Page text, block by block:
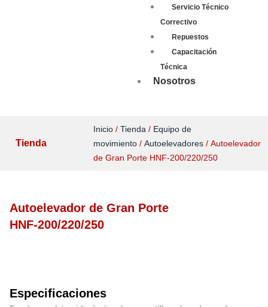
Servicio Técnico
Correctivo
Repuestos
Capacitación
Técnica
Nosotros
Tienda
Inicio/ Tienda / Equipo de
movimiento/ Autoelevadores/ Autoelevador
de Gran Porte HNF-200/220/250
Autoelevador de Gran Porte
HNF-200/220/250
Especificaciones